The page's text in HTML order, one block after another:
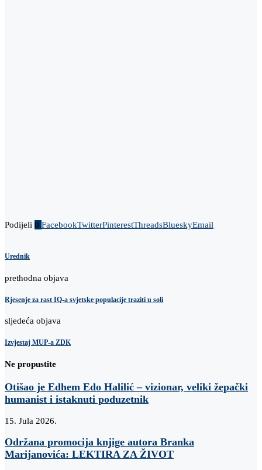
Podijeli 0 FacebookTwitterPinterestThreadsBlueskyEmail
Urednik
prethodna objava
Rjesenje za rast IQ-a svjetske populacije traziti u soli
sljedeća objava
Izvjestaj MUP-a ZDK
Ne propustite
Otišao je Edhem Edo Halilić – vizionar, veliki žepački
humanist i istaknuti poduzetnik
15. Jula 2026.
Održana promocija knjige autora Branka
Marijanovića: LEKTIRA ZA ŽIVOT